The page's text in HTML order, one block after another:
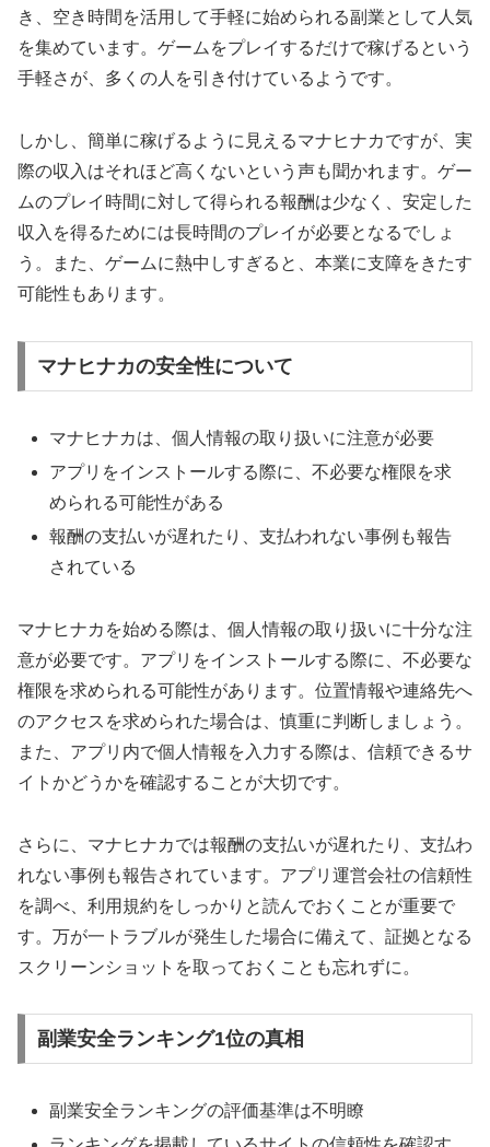
き、空き時間を活用して手軽に始められる副業として人気
を集めています。ゲームをプレイするだけで稼げるという
手軽さが、多くの人を引き付けているようです。
しかし、簡単に稼げるように見えるマナヒナカですが、実
際の収入はそれほど高くないという声も聞かれます。ゲー
ムのプレイ時間に対して得られる報酬は少なく、安定した
収入を得るためには長時間のプレイが必要となるでしょ
う。また、ゲームに熱中しすぎると、本業に支障をきたす
可能性もあります。
マナヒナカの安全性について
マナヒナカは、個人情報の取り扱いに注意が必要
アプリをインストールする際に、不必要な権限を求
められる可能性がある
報酬の支払いが遅れたり、支払われない事例も報告
されている
マナヒナカを始める際は、個人情報の取り扱いに十分な注
意が必要です。アプリをインストールする際に、不必要な
権限を求められる可能性があります。位置情報や連絡先へ
のアクセスを求められた場合は、慎重に判断しましょう。
また、アプリ内で個人情報を入力する際は、信頼できるサ
イトかどうかを確認することが大切です。
さらに、マナヒナカでは報酬の支払いが遅れたり、支払わ
れない事例も報告されています。アプリ運営会社の信頼性
を調べ、利用規約をしっかりと読んでおくことが重要で
す。万が一トラブルが発生した場合に備えて、証拠となる
スクリーンショットを取っておくことも忘れずに。
副業安全ランキング1位の真相
副業安全ランキングの評価基準は不明瞭